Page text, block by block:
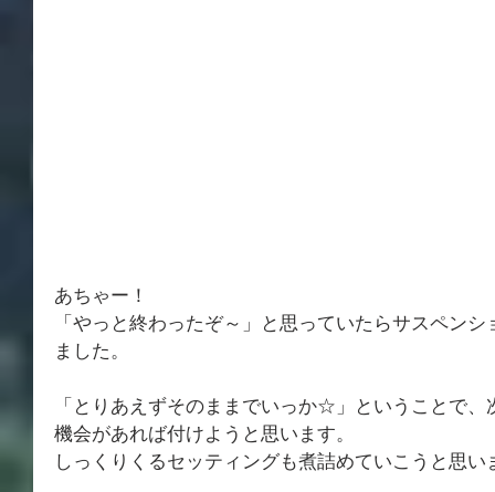
あちゃー！
「やっと終わったぞ～」と思っていたらサスペン
ました。
「とりあえずそのままでいっか☆」ということで
機会があれば付けようと思います。
しっくりくるセッティングも煮詰めていこうと思い